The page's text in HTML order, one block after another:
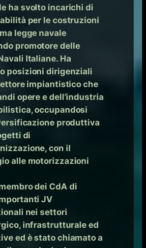
ha svolto incarichi di
per le costruzioni
legge navale
promotore delle
Italiane. Ha
posizioni dirigenziali
impiantistico che
opere e dell’industria
occupandosi
produttiva
di
con il
alle motorizzazioni
dei CdA di
JV
nei settori
infrastrutturale ed
ed è stato chiamato a